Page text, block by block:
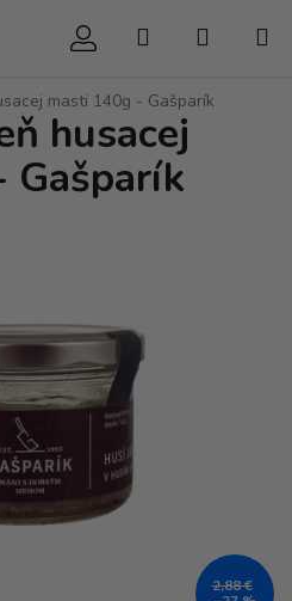
Hľadať
masti 140g - Gašparík
husacej
Gašparík
2,88 €